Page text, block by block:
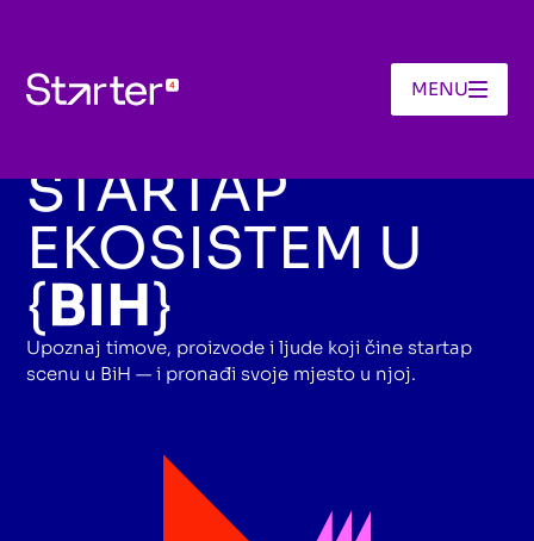
MENU
STARTAP
EKOSISTEM U
{BIH}
Upoznaj timove, proizvode i ljude koji čine startap
scenu u BiH — i pronađi svoje mjesto u njoj.